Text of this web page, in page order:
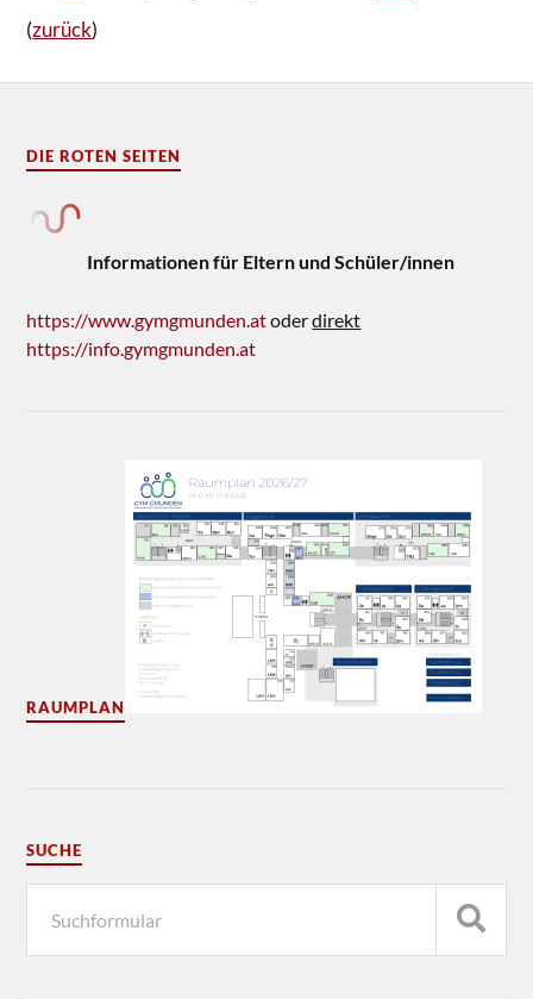
(zurück)
DIE ROTEN SEITEN
Informationen für Eltern und Schüler/innen
https://www.gymgmunden.atoderdirekt
https://info.gymgmunden.at
RAUMPLAN
SUCHE